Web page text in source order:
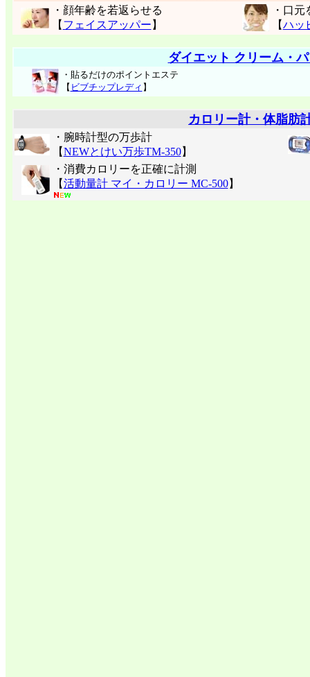
・顔年齢を若返らせる
【 フェイスアッパー 】
・口
【ハッ
ダイエット クリーム・
・貼るだけのポイントエステ
【 ビブチップレディ 】
カロリー計・体脂肪
・腕時計型の万歩計
【NEWとけい万歩TM-350】
・消費カロリーを正確に計測
【活動量計 マイ・カロリー MC-500】